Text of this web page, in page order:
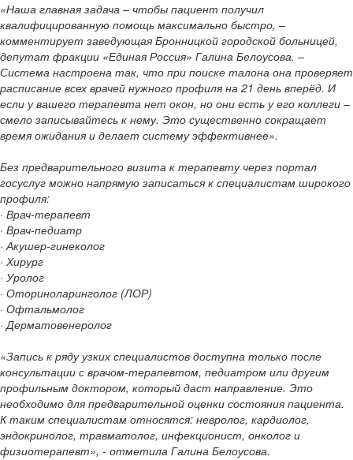
«Наша главная задача – чтобы пациент получил
квалифицированную помощь максимально быстро, –
комментирует заведующая Бронницкой городской больницей,
депутат фракции «Единая Россия» Галина Белоусова. –
Система настроена так, что при поиске талона она проверяет
расписание всех врачей нужного профиля на 21 день вперёд. И
если у вашего терапевта нет окон, но они есть у его коллеги –
смело записывайтесь к нему. Это существенно сокращает
время ожидания и делает систему эффективнее».
Без предварительного визита к терапевту через портал
госуслуг можно напрямую записаться к специалистам широкого
профиля:
· Врач-терапевт
· Врач-педиатр
· Акушер-гинеколог
· Хирург
· Уролог
· Оториноларинголог (ЛОР)
· Офтальмолог
· Дерматовенеролог
«Запись к ряду узких специалистов доступна только после
консультации с врачом-терапевтом, педиатром или другим
профильным доктором, который даст направление. Это
необходимо для предварительной оценки состояния пациента.
К таким специалистам относятся: невролог, кардиолог,
эндокринолог, травматолог, инфекционист, онколог и
физиотерапевт», - отметила Галина Белоусова.